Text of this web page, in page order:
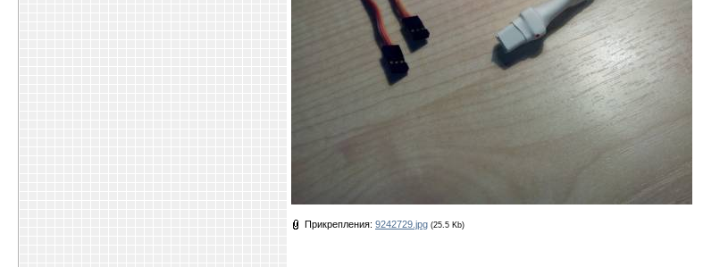
Прикрепления: 9242729.jpg (25.5 Kb)